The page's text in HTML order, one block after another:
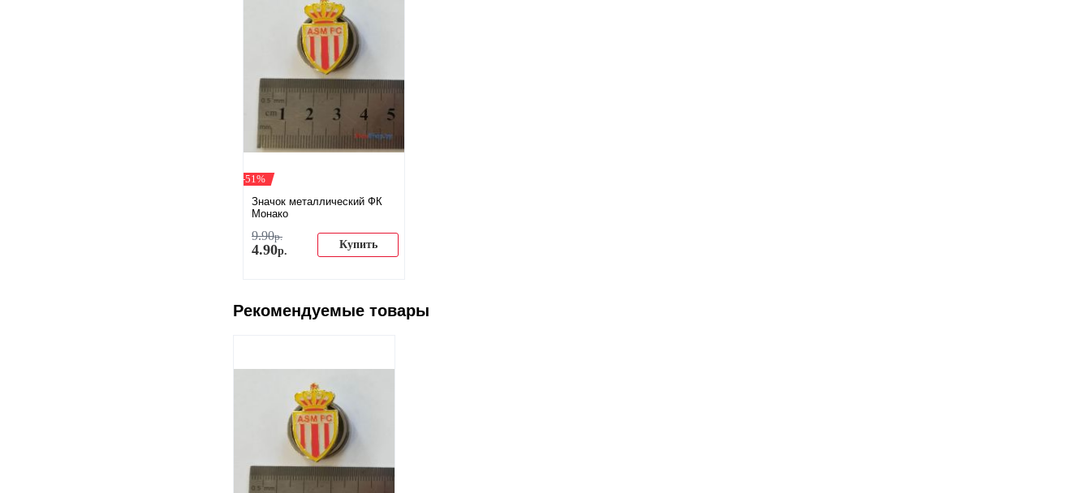
-51%
Значок металлический ФК
Монако
9.90р.
4.90р. Купить
Рекомендуемые товары